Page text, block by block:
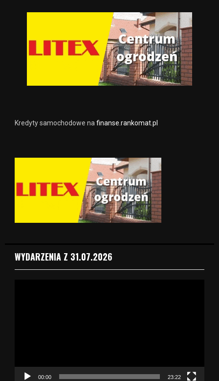
Kredyty samochodowe na finanse.rankomat.pl
WYDARZENIA Z 31.07.2026
c
00:00 23:22